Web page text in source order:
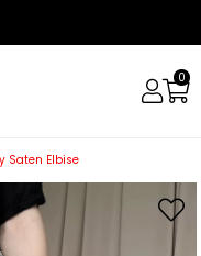
0
Saten Elbise